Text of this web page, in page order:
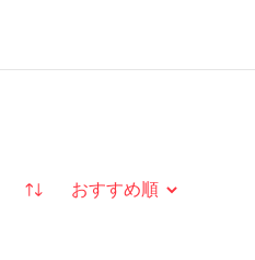
並び替え